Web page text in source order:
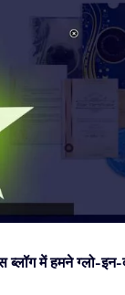
में हमने ग्लो-इन-